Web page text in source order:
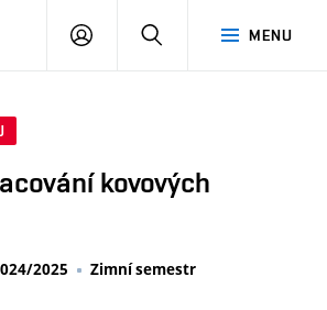
MENU
PŘIHLÁŠENÍ
kovových
2025 Zimní semestr